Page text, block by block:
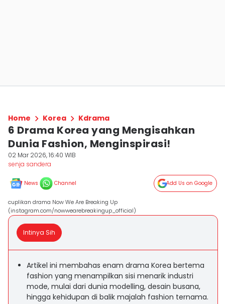
Home Korea Kdrama
6 Drama Korea yang Mengisahkan
Dunia Fashion, Menginspirasi!
02 Mar 2026, 16:40 WIB
senja sandera
News Channel Add Us on Google
cuplikan drama Now We Are Breaking Up
(instagram.com/nowwearebreakingup_official)
Intinya Sih
Artikel ini membahas enam drama Korea bertema
fashion yang menampilkan sisi menarik industri
mode, mulai dari dunia modelling, desain busana,
hingga kehidupan di balik majalah fashion ternama.